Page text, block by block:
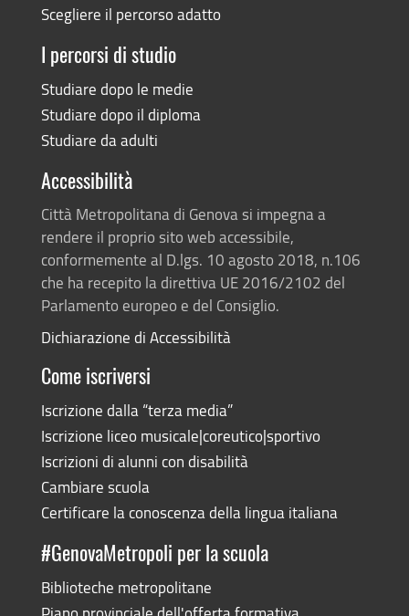
Scegliere il percorso adatto
I percorsi di studio
Studiare dopo le medie
Studiare dopo il diploma
Studiare da adulti
Accessibilità
Città Metropolitana di Genova si impegna a
rendere il proprio sito web accessibile,
conformemente al D.lgs. 10 agosto 2018, n.106
che ha recepito la direttiva UE 2016/2102 del
Parlamento europeo e del Consiglio.
Dichiarazione di Accessibilità
Come iscriversi
Iscrizione dalla “terza media”
Iscrizione liceo musicale|coreutico|sportivo
Iscrizioni di alunni con disabilità
Cambiare scuola
Certificare la conoscenza della lingua italiana
#GenovaMetropoli per la scuola
Biblioteche metropolitane